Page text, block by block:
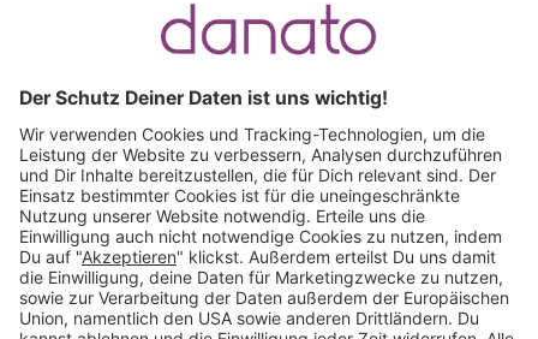
Du hast eine Frage?
+49 (0) 511 51 56 0300
schreib uns eineE-Mail
Käuferschutz inklusive Kauf auf Rechnung